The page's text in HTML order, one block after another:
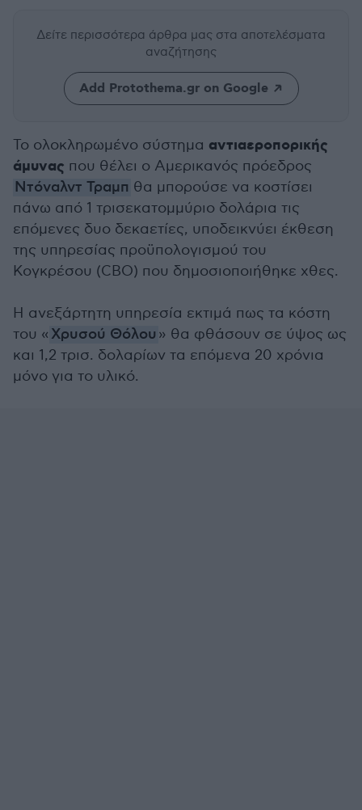
Δείτε περισσότερα άρθρα μας στα αποτελέσματα
αναζήτησης
Add Protothema.gr on Google
Το ολοκληρωμένο σύστημα αντιαεροπορικής
άμυνας που θέλει ο Αμερικανός πρόεδρος
Ντόναλντ Τραμπ θα μπορούσε να κοστίσει
πάνω από 1 τρισεκατομμύριο δολάρια τις
επόμενες δυο δεκαετίες, υποδεικνύει έκθεση
της υπηρεσίας προϋπολογισμού του
Κογκρέσου (CBO) που δημοσιοποιήθηκε χθες.
Η ανεξάρτητη υπηρεσία εκτιμά πως τα κόστη
του « Χρυσού Θόλου » θα φθάσουν σε ύψος ως
και 1,2 τρισ. δολαρίων τα επόμενα 20 χρόνια
μόνο για το υλικό.